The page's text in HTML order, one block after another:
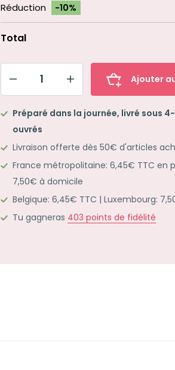
Réduction -10%
Total
Lot
de
5
classeurs-
cahiers
et
feuilles
Ajouter
Préparé dans la journée, livré sous
ouvrés
Livraison offerte dès 50€ d'articles
France métropolitaine: 6,45€ TTC en
7,50€ à domicile
Belgique: 6,45€ TTC | Luxembourg:
Tu gagneras 403 points de fidélité